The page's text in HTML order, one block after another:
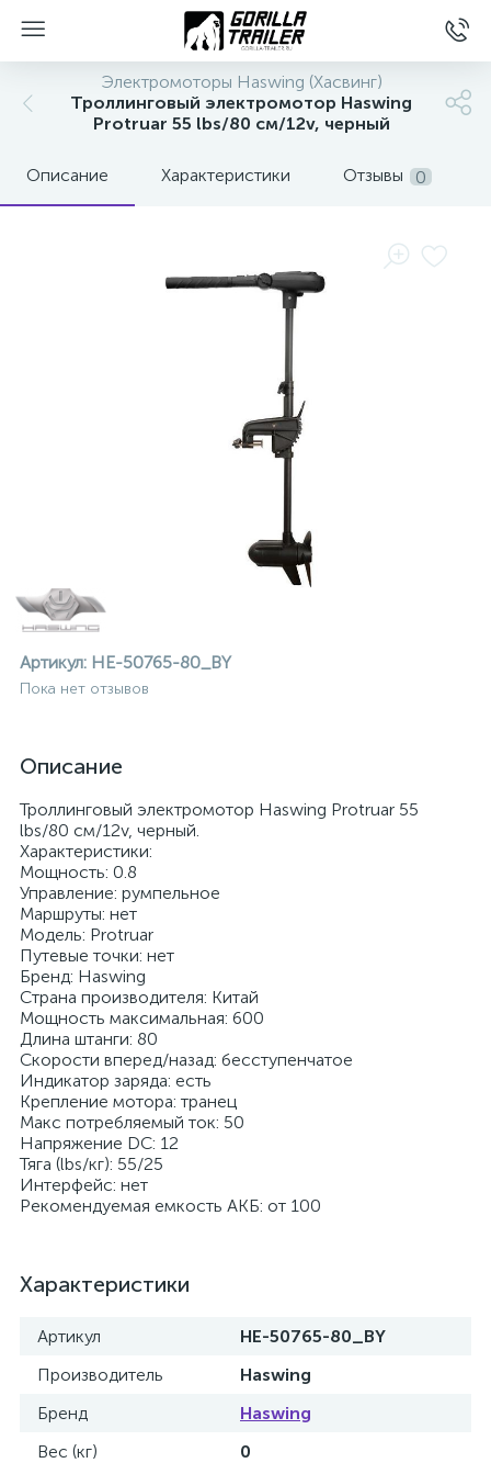
Электромоторы Haswing (Хасвинг)
Троллинговый электромотор Haswing
Protruar 55 lbs/80 см/12v, черный
Описание Характеристики Отзывы 0
Артикул: HE-50765-80_BY
Пока нет отзывов
Описание
Троллинговый электромотор Haswing Protruar 55
lbs/80 см/12v, черный.
Характеристики:
Мощность: 0.8
Управление: румпельное
Маршруты: нет
Модель: Protruar
Путевые точки: нет
Бренд: Haswing
Страна производителя: Китай
Мощность максимальная: 600
Длина штанги: 80
Скорости вперед/назад: бесступенчатое
Индикатор заряда: есть
Крепление мотора: транец
Макс потребляемый ток: 50
Напряжение DC: 12
Тяга (lbs/кг): 55/25
Интерфейс: нет
Рекомендуемая емкость АКБ: от 100
Характеристики
Артикул
HE-50765-80_BY
Производитель
Haswing
Бренд
Haswing
Вес (кг)
0